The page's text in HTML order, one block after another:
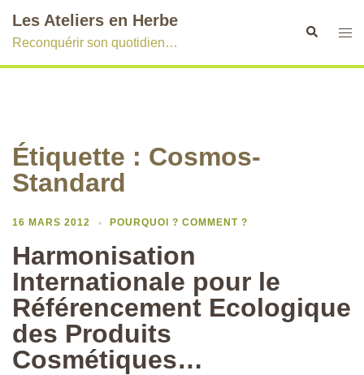
au
contenu
Les Ateliers en Herbe
Reconquérir son quotidien…
Rechercher
Étiquette : Cosmos-
Standard
16 MARS 2012 POURQUOI ? COMMENT ?
Harmonisation
Internationale pour le
Référencement Ecologique
des Produits
Cosmétiques…